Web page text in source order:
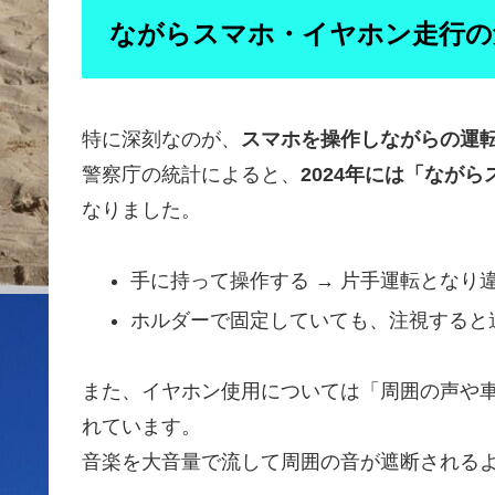
ながらスマホ・イヤホン走行
特に深刻なのが、 スマホを操作しながらの運
警察庁の統計によると、 2024年には「ながら
なりました。
手に持って操作する → 片手運転となり
ホルダーで固定していても、注視すると
また、イヤホン使用については「周囲の声や
れています。
音楽を大音量で流して周囲の音が遮断される